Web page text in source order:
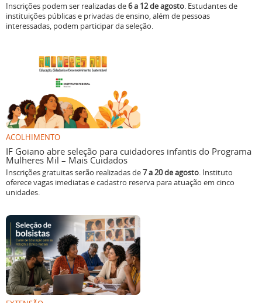
Inscrições podem ser realizadas de6 a 12 de agosto. Estudantes de
instituições públicas e privadas de ensino, além de pessoas
interessadas, podem participar da seleção.
ACOLHIMENTO
IF Goiano abre seleção para cuidadores infantis do Programa
Mulheres Mil – Mais Cuidados
Inscrições gratuitas serão realizadas de7 a 20 de agosto. Instituto
oferece vagas imediatas e cadastro reserva para atuação em cinco
unidades.